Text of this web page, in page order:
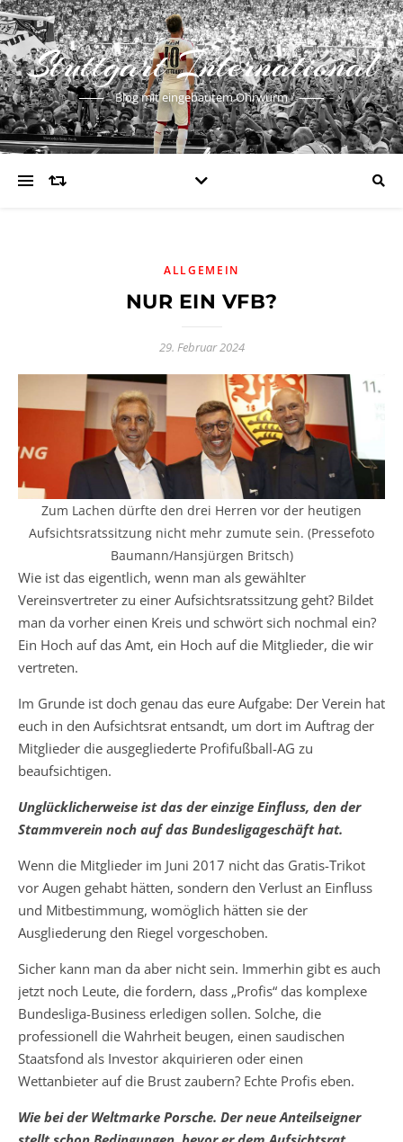
Stuttgart International
Blog mit eingebautem Ohrwurm
ALLGEMEIN
NUR EIN VFB?
29. Februar 2024
Zum Lachen dürfte den drei Herren vor der heutigen
Aufsichtsratssitzung nicht mehr zumute sein. (Pressefoto
Baumann/Hansjürgen Britsch)
Wie ist das eigentlich, wenn man als gewählter
Vereinsvertreter zu einer Aufsichtsratssitzung geht? Bildet
man da vorher einen Kreis und schwört sich nochmal ein?
Ein Hoch auf das Amt, ein Hoch auf die Mitglieder, die wir
vertreten.
Im Grunde ist doch genau das eure Aufgabe: Der Verein hat
euch in den Aufsichtsrat entsandt, um dort im Auftrag der
Mitglieder die ausgegliederte Profifußball-AG zu
beaufsichtigen.
Unglücklicherweise ist das der einzige Einfluss, den der
Stammverein noch auf das Bundesligageschäft hat.
Wenn die Mitglieder im Juni 2017 nicht das Gratis-Trikot
vor Augen gehabt hätten, sondern den Verlust an Einfluss
und Mitbestimmung, womöglich hätten sie der
Ausgliederung den Riegel vorgeschoben.
Sicher kann man da aber nicht sein. Immerhin gibt es auch
jetzt noch Leute, die fordern, dass „Profis“ das komplexe
Bundesliga-Business erledigen sollen. Solche, die
professionell die Wahrheit beugen, einen saudischen
Staatsfond als Investor akquirieren oder einen
Wettanbieter auf die Brust zaubern? Echte Profis eben.
Wie bei der Weltmarke Porsche. Der neue Anteilseigner